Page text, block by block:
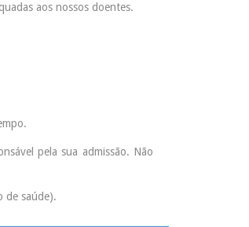
aos nossos doentes.
pela sua admissão. Não
de saúde).